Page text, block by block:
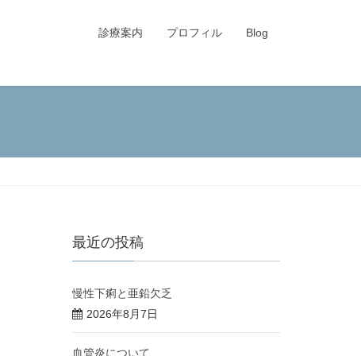
診療案内 プロフィル Blog
最近の投稿
慢性下痢と亜鉛欠乏
2026年8月7日
血管炎について